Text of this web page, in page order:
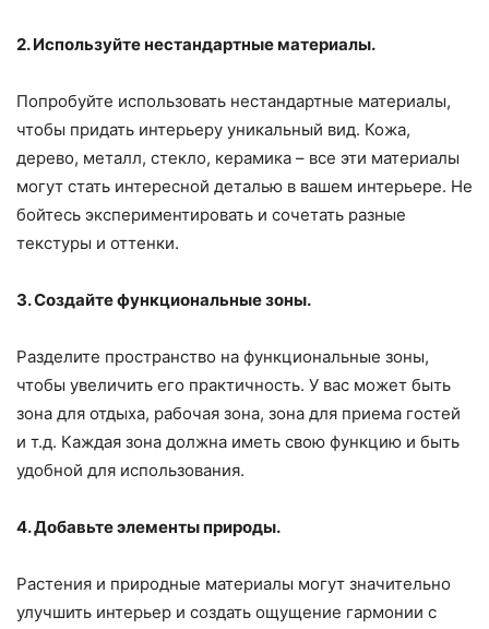
2. Используйте нестандартные материалы.
Попробуйте использовать нестандартные материалы,
чтобы придать интерьеру уникальный вид. Кожа,
дерево, металл, стекло, керамика – все эти материалы
могут стать интересной деталью в вашем интерьере. Не
бойтесь экспериментировать и сочетать разные
текстуры и оттенки.
3. Создайте функциональные зоны.
Разделите пространство на функциональные зоны,
чтобы увеличить его практичность. У вас может быть
зона для отдыха, рабочая зона, зона для приема гостей
и т.д. Каждая зона должна иметь свою функцию и быть
удобной для использования.
4. Добавьте элементы природы.
Растения и природные материалы могут значительно
улучшить интерьер и создать ощущение гармонии с